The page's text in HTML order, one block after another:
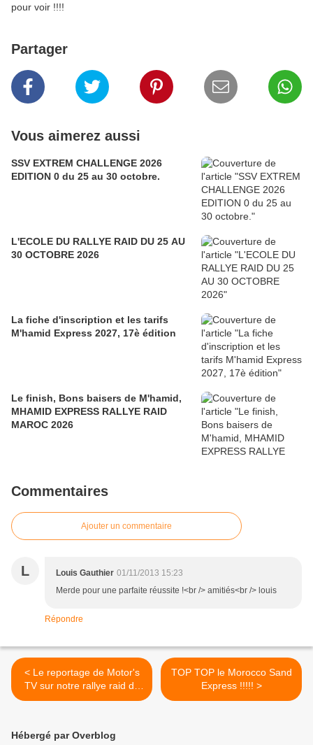
pour voir !!!!
Partager
Vous aimerez aussi
SSV EXTREM CHALLENGE 2026
EDITION 0 du 25 au 30 octobre.
L'ECOLE DU RALLYE RAID DU 25 AU
30 OCTOBRE 2026
La fiche d'inscription et les tarifs
M'hamid Express 2027, 17è édition
Le finish, Bons baisers de M'hamid,
MHAMID EXPRESS RALLYE RAID
MAROC 2026
Commentaires
Ajouter un commentaire
L Louis Gauthier 01/11/2013 15:23
Merde pour une parfaite réussite !<br /> amitiés<br /> louis
Répondre
< Le reportage de Motor's
TV sur notre rallye raid du
Maroc, 4x4 moto quad ssv
TOP TOP le Morocco Sand
Express !!!!! >
Hébergé par Overblog